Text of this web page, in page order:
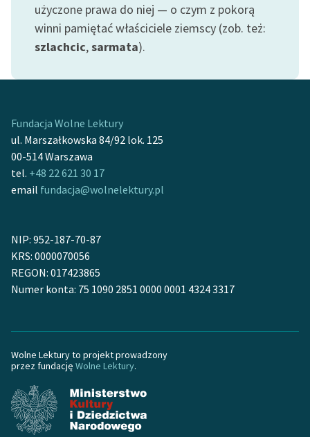
Szkoła Poezji Wolnych
Lektur
O nas
Kontakt
Zespół
Zasady wykorzystania
Logotypy
Materiały promocyjne
Polityka prywatności
sprawozdania finansowe
Regulamin darowizn
Informacja o treściach
wrażliwych
użyczone prawa do niej — o czym z pokorą
winni pamiętać właściciele ziemscy (zob. też:
szlachcic,sarmata).
Fundacja Wolne Lektury
ul. Marszałkowska 84/92 lok. 125
00-514 Warszawa
tel. +48 22 621 30 17
email fundacja@wolnelektury.pl
NIP: 952-187-70-87
KRS: 0000070056
REGON: 017423865
Numer konta: 75 1090 2851 0000 0001 4324 3317
Wolne Lektury to projekt prowadzony
przez fundację Wolne Lektury.